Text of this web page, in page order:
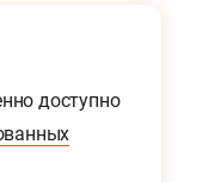
доступно